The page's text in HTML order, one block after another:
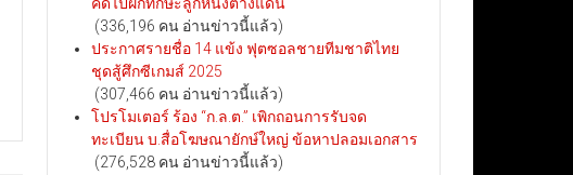
(336,196 คน อ่านข่าวนี้แล้ว)
ประกาศรายชื่อ 14 แข้ง ฟุตซอลชายทีมชาติไทย
ชุดสู้ศึกซีเกมส์ 2025
(307,466 คน อ่านข่าวนี้แล้ว)
โปรโมเตอร์ ร้อง “ก.ล.ต.” เพิกถอนการรับจด
ทะเบียน บ.สื่อโฆษณายักษ์ใหญ่ ข้อหาปลอมเอกสาร
(276,528 คน อ่านข่าวนี้แล้ว)